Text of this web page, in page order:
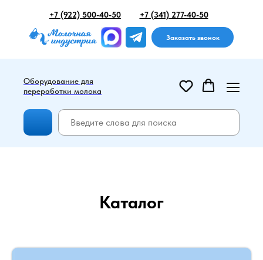
+7 (922) 500-40-50 +7 (341) 277-40-50
Заказать звонок
Оборудование для
переработки молока
Каталог